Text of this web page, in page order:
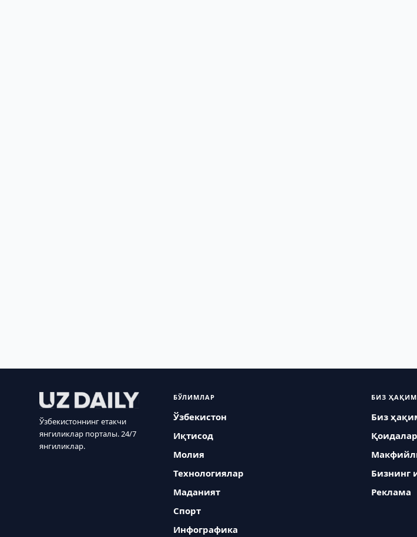
Ўзбекистоннинг етакчи
янгиликлар порталы. 24/7
янгиликлар.
БЎЛИМЛАР
Ўзбекистон
Иқтисод
Молия
Технологиялар
Маданият
Спорт
Инфографика
БИЗ
Биз
Қоидалар
Бизнинг
Реклама